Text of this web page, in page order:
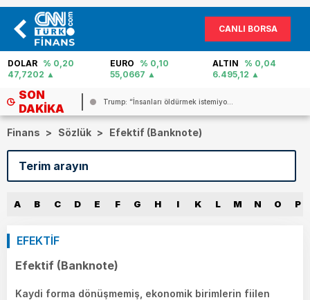
CANLI BORSA
EURO % 0,10
55,0667
ALTIN
% 0,04
6.495,12
PETROL
% -0,12
83,44
SON
DAKIKA
Trump: “İnsanları öldürmek istemiyo...
Finans > Sözlük > Efektif (Banknote)
A B C D E F G H I K L M N O P
EFEKTİF
Efektif (Banknote)
Kaydi forma dönüşmemiş, ekonomik birimlerin fiilen